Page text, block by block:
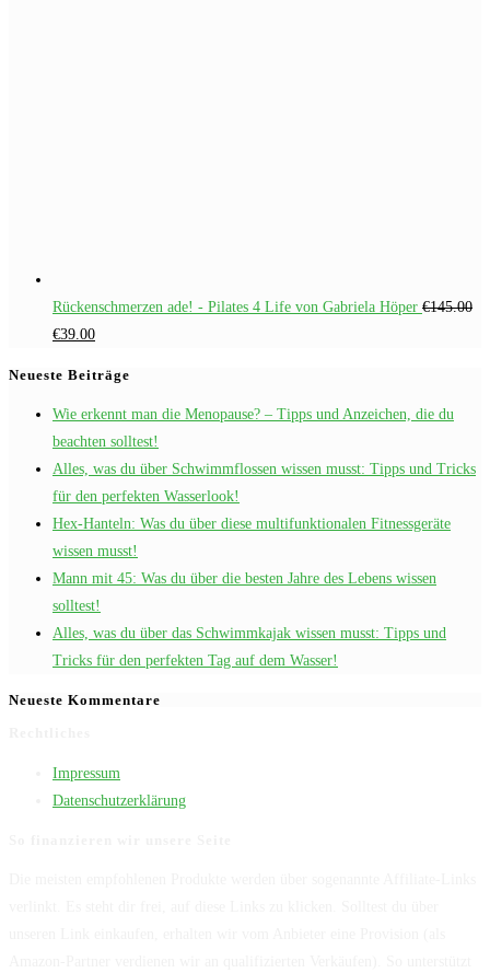
Rückenschmerzen ade! - Pilates 4 Life von Gabriela Höper €145.00
Ursprünglicher
€145.00
€39.00Aktueller
€39.00.
Neueste Beiträge
Wie erkennt man die Menopause? – Tipps und Anzeichen, die du
beachten solltest!
Alles, was du über Schwimmflossen wissen musst: Tipps und Tricks
für den perfekten Wasserlook!
Hex-Hanteln: Was du über diese multifunktionalen Fitnessgeräte
wissen musst!
Mann mit 45: Was du über die besten Jahre des Lebens wissen
solltest!
Alles, was du über das Schwimmkajak wissen musst: Tipps und
Tricks für den perfekten Tag auf dem Wasser!
Neueste Kommentare
Impressum
Datenschutzerklärung